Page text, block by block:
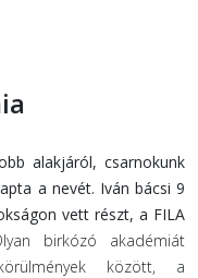
alakjáról, csarnokunk
a nevét. Iván bácsi 9
vett részt, a FILA
birkózó akadémiát
között, a